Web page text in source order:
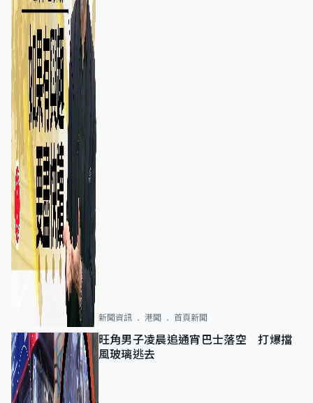
新聞資訊 港聞 首頁新聞
旺角男子凌晨追通宵巴士落空 打爆擋
風玻璃逃去